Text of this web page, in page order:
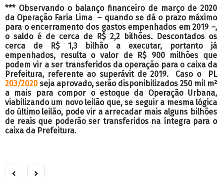
*** Observando o balanço financeiro de março de 2020
da Operação Faria Lima – quando se dá o prazo máximo
para o encerramento dos gastos empenhados em 2019 –,
o saldo é de cerca de R$ 2,2 bilhões. Descontados os
cerca de R$ 1,3 bilhão a executar, portanto já
empenhados, resulta o valor de R$ 900 milhões que
podem vir a ser transferidos da operação para o caixa da
Prefeitura, referente ao superávit de 2019. Caso o PL
203/2020 seja aprovado, serão disponibilizados 250 mil m²
a mais para compor o estoque da Operação Urbana,
viabilizando um novo leilão que, se seguir a mesma lógica
do último leilão, pode vir a arrecadar mais alguns bilhões
de reais que poderão ser transferidos na íntegra para o
caixa da Prefeitura.